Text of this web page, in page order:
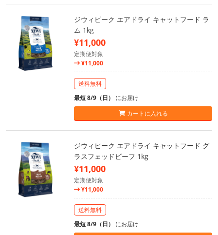
ジウィピーク エアドライ キャットフード ラ
ム 1kg
¥11,000
定期便対象
¥11,000
送料無料
最短 8/9（日） にお届け
カートに入れる
ジウィピーク エアドライ キャットフード グ
ラスフェッドビーフ 1kg
¥11,000
定期便対象
¥11,000
送料無料
最短 8/9（日） にお届け